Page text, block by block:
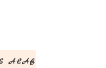
ALABİLİRSİNİZ **